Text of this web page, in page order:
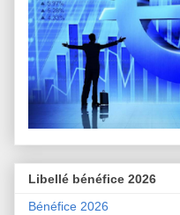
Libellé bénéfice 2026
Bénéfice 2026